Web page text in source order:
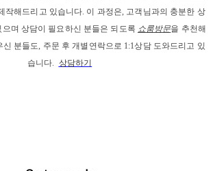
작해드리고 있습니다. 이 과정은, 고객님과의 충분한 상
며 상담이 필요하신 분들은 되도록 쇼룸방문을 추천해
신 분들도, 주문 후 개별연락으로 1:1상담 도와드리고 있
습니다. 상담하기